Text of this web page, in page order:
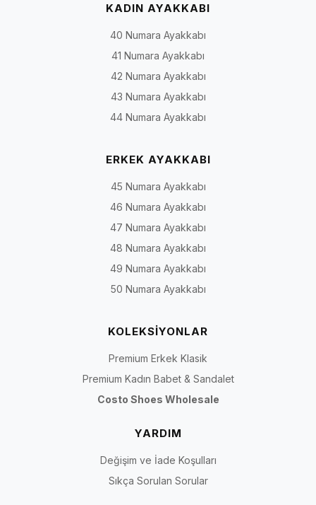
KADIN AYAKKABI
40 Numara Ayakkabı
41 Numara Ayakkabı
42 Numara Ayakkabı
43 Numara Ayakkabı
44 Numara Ayakkabı
ERKEK AYAKKABI
45 Numara Ayakkabı
46 Numara Ayakkabı
47 Numara Ayakkabı
48 Numara Ayakkabı
49 Numara Ayakkabı
50 Numara Ayakkabı
KOLEKSİYONLAR
Premium Erkek Klasik
Premium Kadın Babet & Sandalet
Costo Shoes Wholesale
YARDIM
Değişim ve İade Koşulları
Sıkça Sorulan Sorular